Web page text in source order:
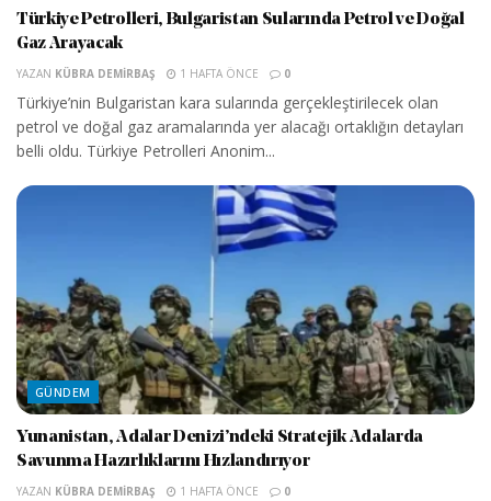
Türkiye Petrolleri, Bulgaristan Sularında Petrol ve Doğal
Gaz Arayacak
YAZAN KÜBRA DEMIRBAŞ 1 HAFTA ÖNCE 0
Türkiye’nin Bulgaristan kara sularında gerçekleştirilecek olan
petrol ve doğal gaz aramalarında yer alacağı ortaklığın detayları
belli oldu. Türkiye Petrolleri Anonim...
GÜNDEM
Yunanistan, Adalar Denizi’ndeki Stratejik Adalarda
Savunma Hazırlıklarını Hızlandırıyor
YAZAN KÜBRA DEMIRBAŞ 1 HAFTA ÖNCE 0